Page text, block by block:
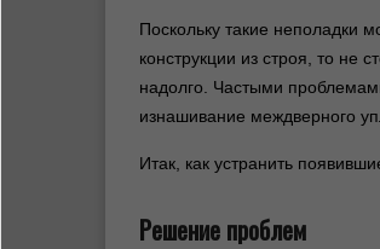
Поскольку такие неполадки
конструкции из строя, то не
надолго. Частыми
изнашивание междверного
Итак, как устранить
Решение проблем